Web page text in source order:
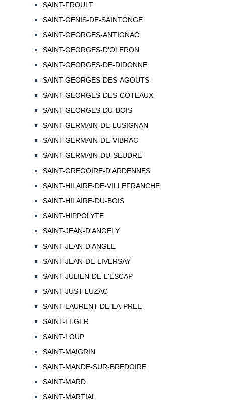
SAINT-FROULT
SAINT-GENIS-DE-SAINTONGE
SAINT-GEORGES-ANTIGNAC
SAINT-GEORGES-D'OLERON
SAINT-GEORGES-DE-DIDONNE
SAINT-GEORGES-DES-AGOUTS
SAINT-GEORGES-DES-COTEAUX
SAINT-GEORGES-DU-BOIS
SAINT-GERMAIN-DE-LUSIGNAN
SAINT-GERMAIN-DE-VIBRAC
SAINT-GERMAIN-DU-SEUDRE
SAINT-GREGOIRE-D'ARDENNES
SAINT-HILAIRE-DE-VILLEFRANCHE
SAINT-HILAIRE-DU-BOIS
SAINT-HIPPOLYTE
SAINT-JEAN-D'ANGELY
SAINT-JEAN-D'ANGLE
SAINT-JEAN-DE-LIVERSAY
SAINT-JULIEN-DE-L'ESCAP
SAINT-JUST-LUZAC
SAINT-LAURENT-DE-LA-PREE
SAINT-LEGER
SAINT-LOUP
SAINT-MAIGRIN
SAINT-MANDE-SUR-BREDOIRE
SAINT-MARD
SAINT-MARTIAL